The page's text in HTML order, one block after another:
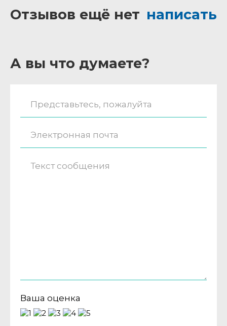
Отзывов ещё нет написать
А вы что думаете?
Ваша оценка